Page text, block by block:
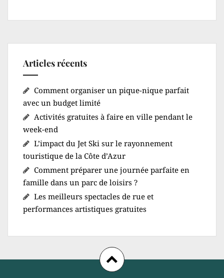
Articles récents
Comment organiser un pique-nique parfait
avec un budget limité
Activités gratuites à faire en ville pendant le
week-end
L’impact du Jet Ski sur le rayonnement
touristique de la Côte d’Azur
Comment préparer une journée parfaite en
famille dans un parc de loisirs ?
Les meilleurs spectacles de rue et
performances artistiques gratuites